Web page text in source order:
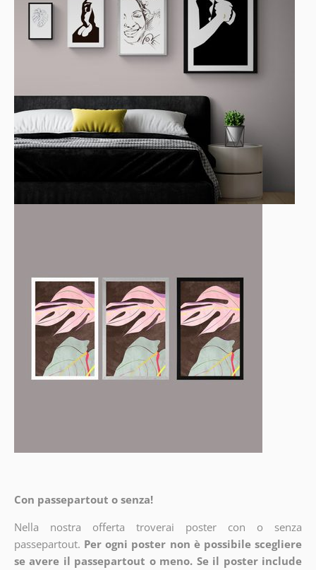
Con passepartout o senza!
Nella nostra offerta troverai poster con o senza
passepartout. Per ogni poster non è possibile scegliere
se avere il passepartout o meno. Se il poster include